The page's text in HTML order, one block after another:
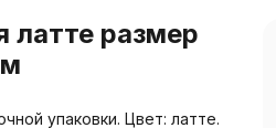
латте размер
упаковки. Цвет: латте.